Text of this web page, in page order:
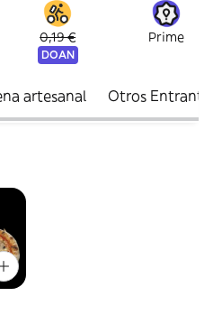
0,19 €
DOAN
Prime
artesanal Otros